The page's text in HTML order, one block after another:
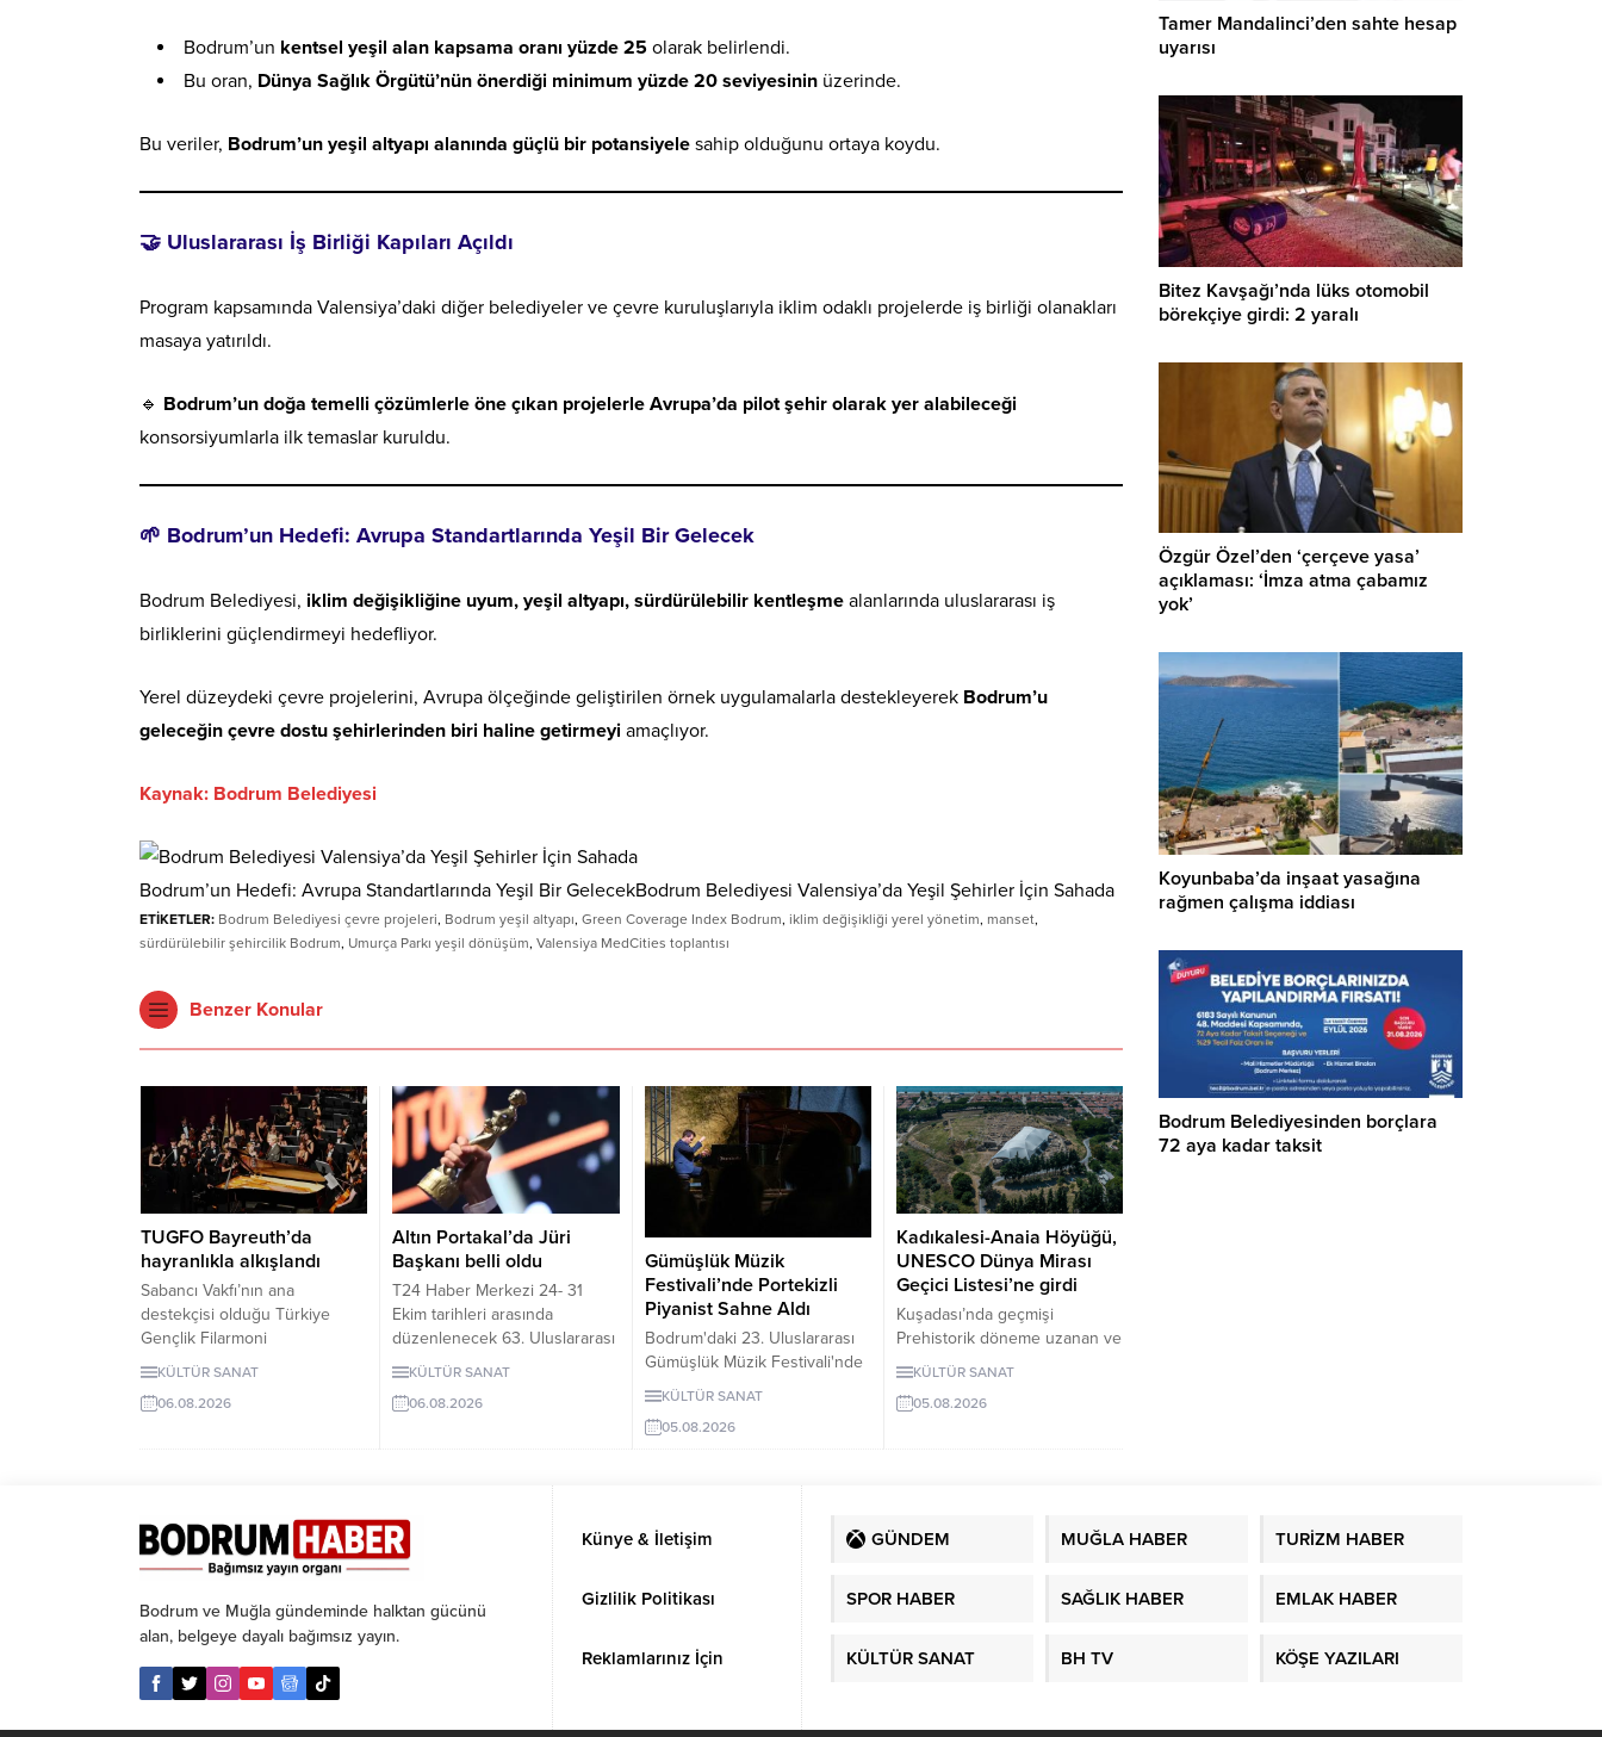
Bodrum’un kentsel yeşil alan kapsama oranı yüzde 25 olarak belirlendi.
Bu oran, Dünya Sağlık Örgütü’nün önerdiği minimum yüzde 20 seviyesinin üzerinde.
Bu veriler, Bodrum’un yeşil altyapı alanında güçlü bir potansiyele sahip olduğunu ortaya koydu.
🤝 Uluslararası İş Birliği Kapıları Açıldı
Program kapsamında Valensiya’daki diğer belediyeler ve çevre kuruluşlarıyla iklim odaklı projelerde iş birliği olanakları
masaya yatırıldı.
🔹 Bodrum’un doğa temelli çözümlerle öne çıkan projelerle Avrupa’da pilot şehir olarak yer alabileceği
konsorsiyumlarla ilk temaslar kuruldu.
🌱 Bodrum’un Hedefi: Avrupa Standartlarında Yeşil Bir Gelecek
Bodrum Belediyesi, iklim değişikliğine uyum, yeşil altyapı, sürdürülebilir kentleşme alanlarında uluslararası iş
birliklerini güçlendirmeyi hedefliyor.
Yerel düzeydeki çevre projelerini, Avrupa ölçeğinde geliştirilen örnek uygulamalarla destekleyerek Bodrum’u
geleceğin çevre dostu şehirlerinden biri haline getirmeyi amaçlıyor.
Kaynak: Bodrum Belediyesi
Bodrum’un Hedefi: Avrupa Standartlarında Yeşil Bir GelecekBodrum Belediyesi Valensiya’da Yeşil Şehirler İçin Sahada
ETİKETLER: Bodrum Belediyesi çevre projeleri, Bodrum yeşil altyapı, Green Coverage Index Bodrum, iklim değişikliği yerel yönetim, manset,
sürdürülebilir şehircilik Bodrum, Umurça Parkı yeşil dönüşüm, Valensiya MedCities toplantısı
Benzer Konular
TUGFO Bayreuth’da
hayranlıkla alkışlandı
Sabancı Vakfı’nın ana
destekçisi olduğu Türkiye
Gençlik Filarmoni
Orkestrası’nın (TUGFO), 20’nci
ünlü besteci Wagner ile
KÜLTÜR SANAT
06.08.2026
Altın Portakal’da Jüri
Başkanı belli oldu
T24 Haber Merkezi 24- 31
Ekim tarihleri arasında
düzenlenecek 63. Uluslararası
Antalya Altın Portakal Film
yönetmen Derviş Zaim oldu.
Ulusal Uzun Metraj Film ...
KÜLTÜR SANAT
06.08.2026
Gümüşlük Müzik
Festivali’nde Portekizli
Piyanist Sahne Aldı
Bodrum'daki 23. Uluslararası
Gümüşlük Müzik Festivali'nde
Portekizli piyanist Vasco
Fado ezgileri ve kendi
Festival, 6 ve 8 Ağustos'ta
diğer piyanistlerle devam
edecek.
KÜLTÜR SANAT
05.08.2026
Kadıkalesi-Anaia Höyüğü,
UNESCO Dünya Mirası
Geçici Listesi’ne girdi
Kuşadası’nda geçmişi
Prehistorik döneme uzanan ve
26 yıldır kesintisiz kazılan
UNESCO Dünya Mirası Geçici
KÜLTÜR SANAT
05.08.2026
Tamer Mandalinci’den sahte hesap
uyarısı
Bitez Kavşağı’nda lüks otomobil
börekçiye girdi: 2 yaralı
Özgür Özel’den ‘çerçeve yasa’
açıklaması: ‘İmza atma çabamız
yok’
Koyunbaba’da inşaat yasağına
rağmen çalışma iddiası
Bodrum Belediyesinden borçlara
72 aya kadar taksit
Bodrum ve Muğla gündeminde halktan gücünü
alan, belgeye dayalı bağımsız yayın.
Künye & İletişim
Gizlilik Politikası
Reklamlarınız İçin
GÜNDEM MUĞLA HABER TURİZM HABER
SPOR HABER SAĞLIK HABER EMLAK HABER
KÜLTÜR SANAT BH TV KÖŞE YAZILARI